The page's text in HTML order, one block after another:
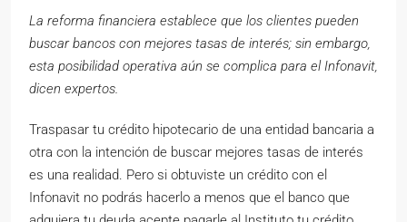
La reforma financiera establece que los clientes pueden
buscar bancos con mejores tasas de interés; sin embargo,
esta posibilidad operativa aún se complica para el Infonavit,
dicen expertos.
Traspasar tu crédito hipotecario de una entidad bancaria a
otra con la intención de buscar mejores tasas de interés
es una realidad. Pero si obtuviste un crédito con el
Infonavit no podrás hacerlo a menos que el banco que